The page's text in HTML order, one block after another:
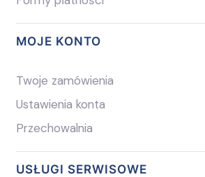
MOJE KONTO
Twoje zamówienia
Ustawienia konta
Przechowalnia
USŁUGI SERWISOWE